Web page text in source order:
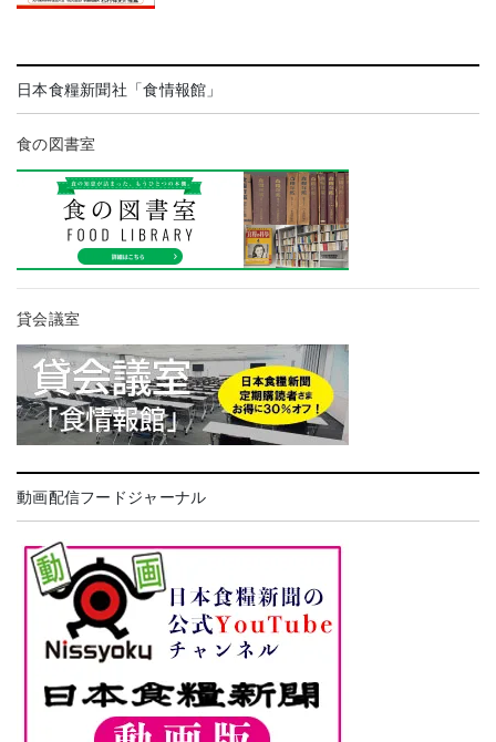
日本食糧新聞社「食情報館」
食の図書室
貸会議室
動画配信フードジャーナル